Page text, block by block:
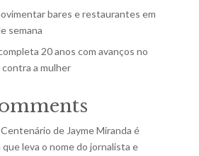
bares e restaurantes em
semana
20 anos com avanços no
a mulher
Centenário de Jayme Miranda é
leva o nome do jornalista e